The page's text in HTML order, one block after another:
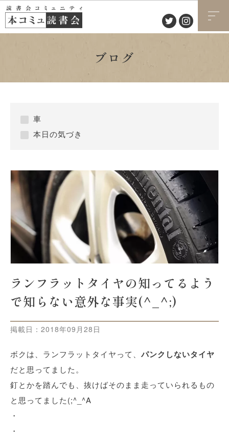
ブログ
ランフラットタイヤの知ってるよう
で知らない意外な事実(^_^;)
掲載日： 2018年09月28日
ボクは、ランフラットタイヤって、 パンクしないタイヤ
だと思ってました。
釘とかを踏んでも、抜けばそのまま走っていられるもの
と思ってました(;^_^A
・
・
車
本日の気づき